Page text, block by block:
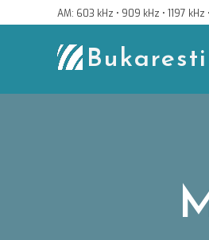
to
AM: 603 kHz • 909 kHz • 1197 kHz